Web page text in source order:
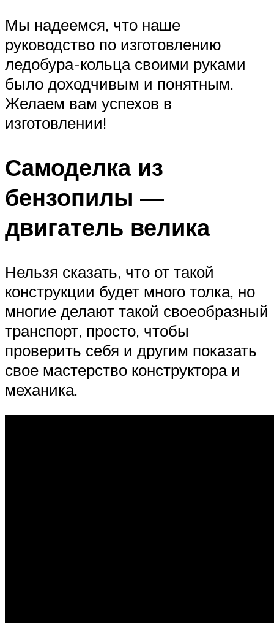
Мы надеемся, что наше
руководство по изготовлению
ледобура-кольца своими руками
было доходчивым и понятным.
Желаем вам успехов в
изготовлении!
Самоделка из
бензопилы —
двигатель велика
Нельзя сказать, что от такой
конструкции будет много толка, но
многие делают такой своеобразный
транспорт, просто, чтобы
проверить себя и другим показать
свое мастерство конструктора и
механика.